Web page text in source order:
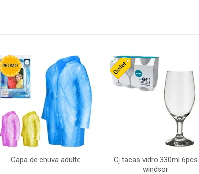
Capa de chuva adulto
Cj tacas vidro 330ml 6pcs
windsor